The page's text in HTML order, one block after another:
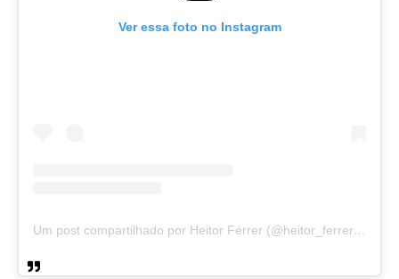
Ver essa foto no Instagram
Um post compartilhado por Heitor Férrer (@heitor_ferrer77)